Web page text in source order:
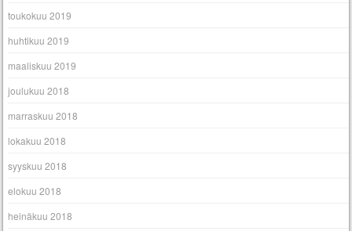
toukokuu 2019
huhtikuu 2019
maaliskuu 2019
joulukuu 2018
marraskuu 2018
lokakuu 2018
syyskuu 2018
elokuu 2018
heinäkuu 2018